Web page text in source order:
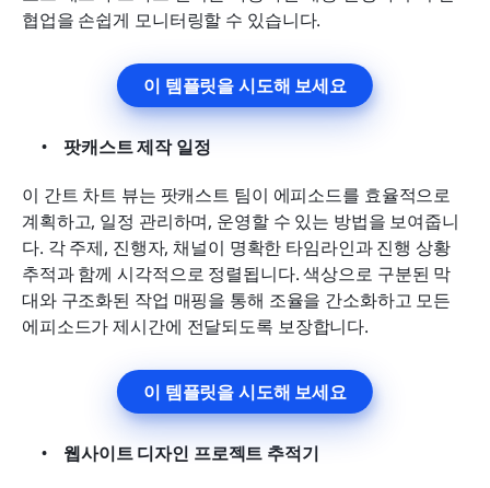
협업을 손쉽게 모니터링할 수 있습니다.
이 템플릿을 시도해 보세요
팟캐스트 제작 일정
이 간트 차트 뷰는 팟캐스트 팀이 에피소드를 효율적으로
계획하고, 일정 관리하며, 운영할 수 있는 방법을 보여줍니
다. 각 주제, 진행자, 채널이 명확한 타임라인과 진행 상황
추적과 함께 시각적으로 정렬됩니다. 색상으로 구분된 막
대와 구조화된 작업 매핑을 통해 조율을 간소화하고 모든
에피소드가 제시간에 전달되도록 보장합니다.
이 템플릿을 시도해 보세요
웹사이트 디자인 프로젝트 추적기